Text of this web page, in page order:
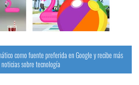
como fuente preferida en Google y recibe más
noticias sobre tecnología